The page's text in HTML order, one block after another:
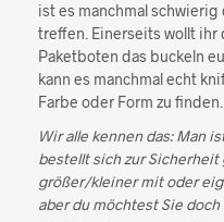
ist es manchmal
treffen. Einerseits wollt ihr
Paketboten das buckeln
kann es manchmal echt
Farbe oder Form zu finden.
Wir alle kennen das: Man
bestellt sich zur
größer/kleiner mit oder
aber du möchtest Sie